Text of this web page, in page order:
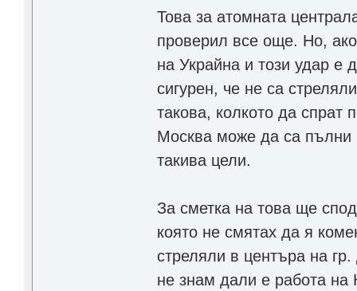
Това за атомната
проверил все още. Но,
на Украйна и този удар е
сигурен, че не са
такова, колкото да
Москва може да са пълни
такива цели.
За сметка на това ще
която не смятах да я
стреляли в центъра на
не знам дали е работа на